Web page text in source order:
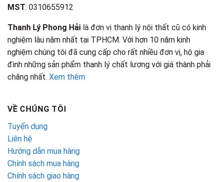
MST: 0310655912
Thanh Lý Phong Hải là đơn vị thanh lý nội thất cũ có kinh
nghiệm lâu năm nhất tại TPHCM. Với hơn 10 năm kinh
nghiệm chúng tôi đã cung cấp cho rất nhiều đơn vị, hộ gia
đình những sản phẩm thanh lý chất lượng với giá thành phải
chăng nhất. Xem thêm
VỀ CHÚNG TÔI
Tuyển dụng
Liên hệ
Hướng dẫn mua hàng
Chính sách mua hàng
Chính sách giao hàng